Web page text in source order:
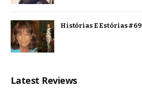
Histórias E Estórias #69
Latest Reviews